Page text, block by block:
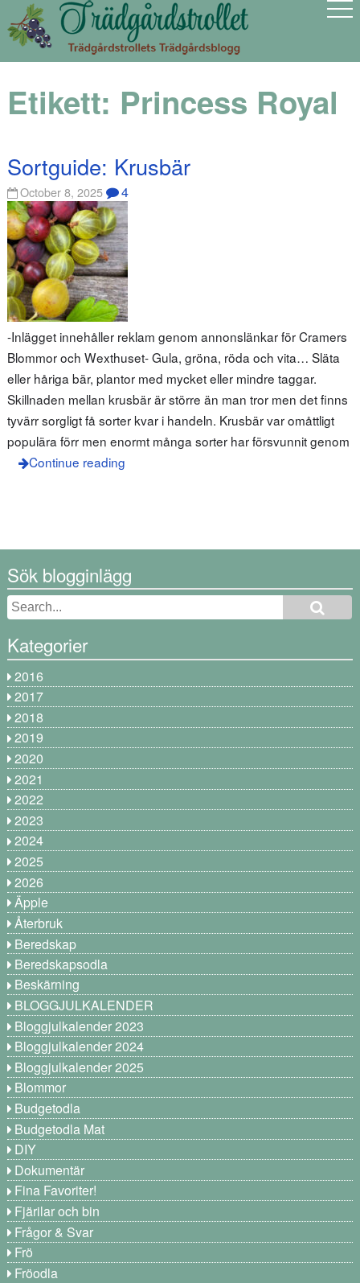
Etikett: Princess Royal
Sortguide: Krusbär
October 8, 2025 4
-Inlägget innehåller reklam genom annonslänkar för Cramers
Blommor och Wexthuset- Gula, gröna, röda och vita… Släta
eller håriga bär, plantor med mycket eller mindre taggar.
Skillnaden mellan krusbär är större än man tror men det finns
tyvärr sorgligt få sorter kvar i handeln. Krusbär var omåttligt
populära förr men enormt många sorter har försvunnit genom
Continue reading
Sök blogginlägg
Kategorier
2016
2017
2018
2019
2020
2021
2022
2023
2024
2025
2026
Äpple
Återbruk
Beredskap
Beredskapsodla
Beskärning
BLOGGJULKALENDER
Bloggjulkalender 2023
Bloggjulkalender 2024
Bloggjulkalender 2025
Blommor
Budgetodla
Budgetodla Mat
DIY
Dokumentär
Fina Favoriter!
Fjärilar och bin
Frågor & Svar
Frö
Fröodla